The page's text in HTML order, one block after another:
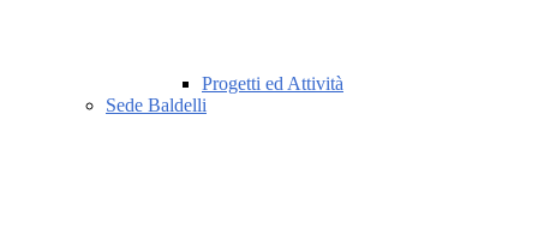
Progetti ed Attività
Sede Baldelli